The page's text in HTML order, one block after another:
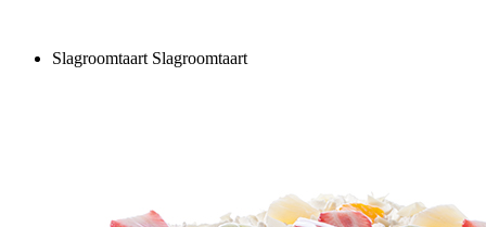
Slagroomtaart Slagroomtaart